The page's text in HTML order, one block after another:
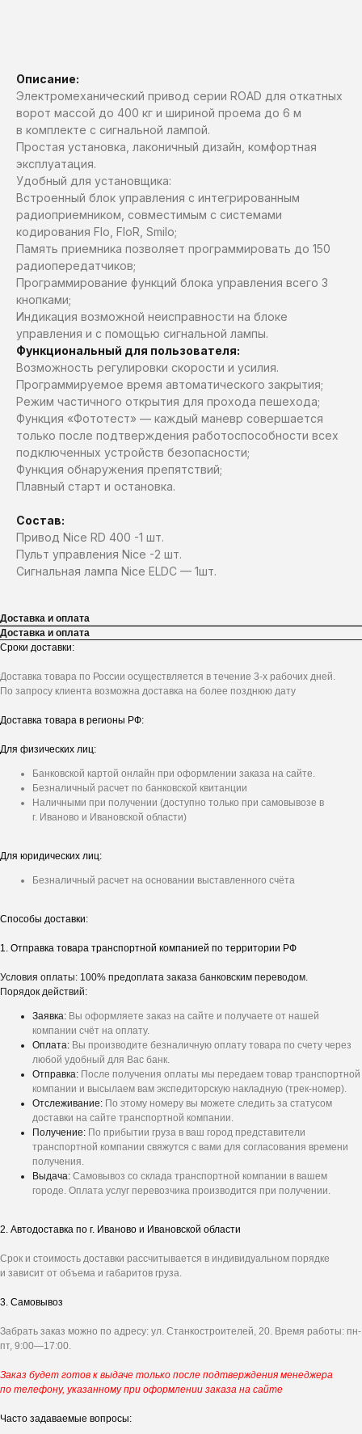
Описание:
Электромеханический привод серии ROAD для откатных
ворот массой до 400 кг и шириной проема до 6 м
в комплекте с сигнальной лампой.
Простая установка, лаконичный дизайн, комфортная
эксплуатация.
Удобный для установщика:
Встроенный блок управления с интегрированным
радиоприемником, совместимым с системами
кодирования Flo, FloR, Smilo;
Память приемника позволяет программировать до 150
радиопередатчиков;
Программирование функций блока управления всего 3
кнопками;
Индикация возможной неисправности на блоке
управления и с помощью сигнальной лампы.
Функциональный для пользователя:
Возможность регулировки скорости и усилия.
Программируемое время автоматического закрытия;
Режим частичного открытия для прохода пешехода;
Функция «Фототест» — каждый маневр совершается
только после подтверждения работоспособности всех
подключенных устройств безопасности;
Функция обнаружения препятствий;
Плавный старт и остановка.
Состав:
Привод Nice RD 400 -1 шт.
Пульт управления Nice -2 шт.
Сигнальная лампа Nice ELDC — 1шт.
Доставка и оплата
Доставка и оплата
Сроки доставки:
Доставка товара по России осуществляется в течение 3-х рабочих дней.
По запросу клиента возможна доставка на более позднюю дату
Доставка товара в регионы РФ:
Для физических лиц:
Банковской картой онлайн при оформлении заказа на сайте.
Безналичный расчет по банковской квитанции
Наличными при получении (доступно только при самовывозе в
г. Иваново и Ивановской области)
Для юридических лиц:
Безналичный расчет на основании выставленного счёта
Способы доставки:
1. Отправка товара транспортной компанией по территории РФ
Условия оплаты: 100% предоплата заказа банковским переводом.
Порядок действий:
Заявка: Вы оформляете заказ на сайте и получаете от нашей
компании счёт на оплату.
Оплата: Вы производите безналичную оплату товара по счету через
любой удобный для Вас банк.
Отправка: После получения оплаты мы передаем товар транспортной
компании и высылаем вам экспедиторскую накладную (трек-номер).
Отслеживание: По этому номеру вы можете следить за статусом
доставки на сайте транспортной компании.
Получение: По прибытии груза в ваш город представители
транспортной компании свяжутся с вами для согласования времени
получения.
Выдача: Самовывоз со склада транспортной компании в вашем
городе. Оплата услуг перевозчика производится при получении.
2. Автодоставка по г. Иваново и Ивановской области
Срок и стоимость доставки рассчитывается в индивидуальном порядке
и зависит от объема и габаритов груза.
3. Самовывоз
Забрать заказ можно по адресу: ул. Станкостроителей, 20. Время работы: пн-
пт, 9:00—17:00.
Заказ будет готов к выдаче только после подтверждения менеджера
по телефону, указанному при оформлении заказа на сайте
Часто задаваемые вопросы:
Ответьте на несколько вопросов - и мы
рассчитаем стоимость под ваш проект.
персональное
предложение на ворота